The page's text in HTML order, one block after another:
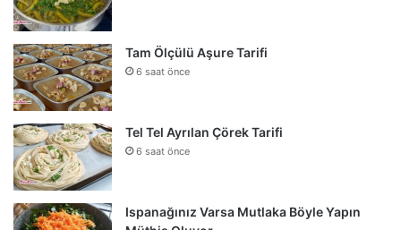
Tam Ölçülü Aşure Tarifi
6 saat önce
Tel Tel Ayrılan Çörek Tarifi
6 saat önce
Ispanağınız Varsa Mutlaka Böyle Yapın